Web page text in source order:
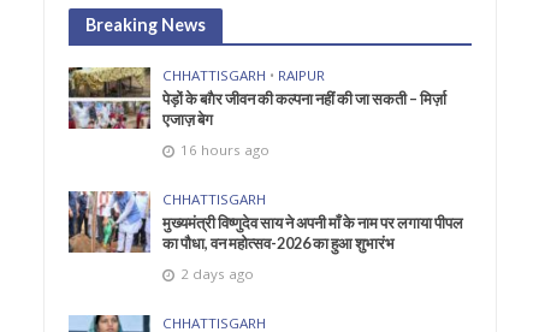
Breaking News
CHHATTISGARH • RAIPUR
पेड़ों के बग़ैर जीवन की कल्पना नहीं की जा सकती – मिर्ज़ा
एजाज़ बेग
16 hours ago
CHHATTISGARH
मुख्यमंत्री विष्णुदेव साय ने अपनी माँ के नाम पर लगाया पीपल
का पौधा, वन महोत्सव-2026 का हुआ शुभारंभ
2 days ago
CHHATTISGARH